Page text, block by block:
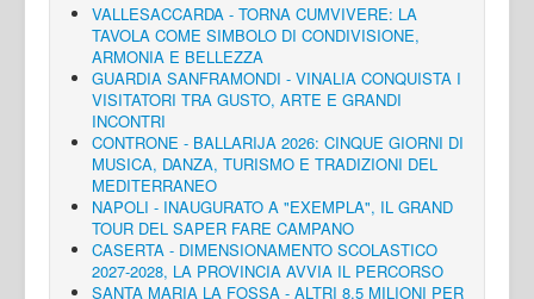
VALLESACCARDA - TORNA CUMVIVERE: LA
TAVOLA COME SIMBOLO DI CONDIVISIONE,
ARMONIA E BELLEZZA
GUARDIA SANFRAMONDI - VINALIA CONQUISTA I
VISITATORI TRA GUSTO, ARTE E GRANDI
INCONTRI
CONTRONE - BALLARIJA 2026: CINQUE GIORNI DI
MUSICA, DANZA, TURISMO E TRADIZIONI DEL
MEDITERRANEO
NAPOLI - INAUGURATO A "EXEMPLA", IL GRAND
TOUR DEL SAPER FARE CAMPANO
CASERTA - DIMENSIONAMENTO SCOLASTICO
2027-2028, LA PROVINCIA AVVIA IL PERCORSO
SANTA MARIA LA FOSSA - ALTRI 8,5 MILIONI PER